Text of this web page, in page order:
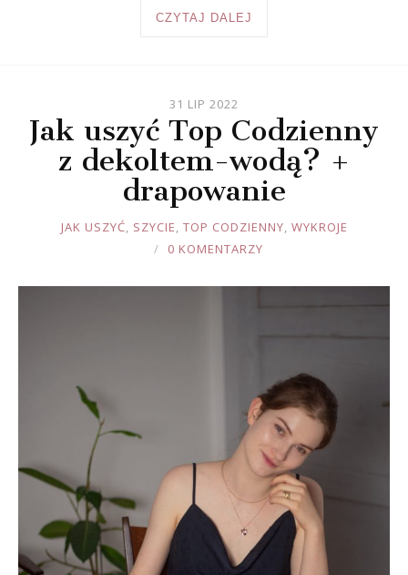
CZYTAJ DALEJ
31 LIP 2022
Jak uszyć Top Codzienny
z dekoltem-wodą? +
drapowanie
JOULE
JAK USZYĆ, SZYCIE, TOP CODZIENNY, WYKROJE
0 KOMENTARZY